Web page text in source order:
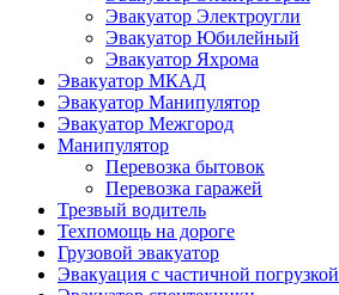
Эвакуатор Электроугли
Эвакуатор Юбилейный
Эвакуатор Яхрома
Эвакуатор МКАД
Эвакуатор Манипулятор
Эвакуатор Межгород
Манипулятор
Перевозка бытовок
Перевозка гаражей
Трезвый водитель
Техпомощь на дороге
Грузовой эвакуатор
Эвакуация с частичной погрузкой